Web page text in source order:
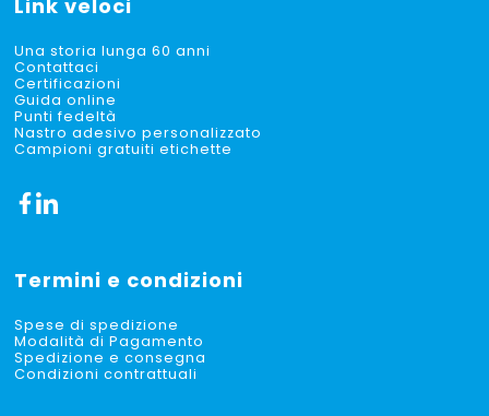
Link veloci
Una storia lunga 60 anni
Contattaci
Certificazioni
Guida online
Punti fedeltà
Nastro adesivo personalizzato
Campioni gratuiti etichette
Termini e condizioni
Spese di spedizione
Modalità di Pagamento
Spedizione e consegna
Condizioni contrattuali